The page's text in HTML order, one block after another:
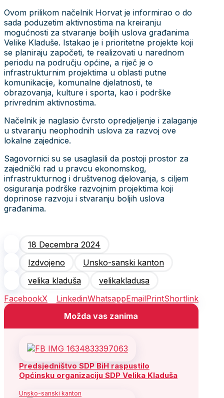
Ovom prilikom načelnik Horvat je informirao o do
sada poduzetim aktivnostima na kreiranju
mogućnosti za stvaranje boljih uslova građanima
Velike Kladuše. Istakao je i prioritetne projekte koji
se planiraju započeti, te realizovati u narednom
periodu na području općine, a riječ je o
infrastrukturnim projektima u oblasti putne
komunikacije, komunalne djelatnosti, te
obrazovanja, kulture i sporta, kao i podrške
privrednim aktivnostima.
Načelnik je naglasio čvrsto opredjeljenje i zalaganje
u stvaranju neophodnih uslova za razvoj ove
lokalne zajednice.
Sagovornici su se usaglasili da postoji prostor za
zajednički rad u pravcu ekonomskog,
infrastrukturnog i društvenog djelovanja, s ciljem
osiguranja podrške razvojnim projektima koji
doprinose razvoju i stvaranju boljih uslova
građanima.
18 Decembra 2024
Izdvojeno
Unsko-sanski kanton
velika kladuša
velikakladusa
FacebookX LinkedinWhatsappEmailPrintShortlink
Možda vas zanima
Predsjedništvo SDP BiH raspustilo
Općinsku organizaciju SDP Velika Kladuša
Unsko-sanski kanton